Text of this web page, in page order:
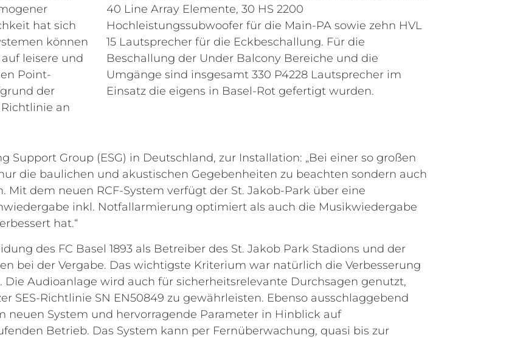
hat sich
können
leisere und
Point-
der
an
40 Line Array Elemente, 30 HS 2200
Hochleistungssubwoofer für die Main-PA sowie zehn HVL
15 Lautsprecher für die Eckbeschallung. Für die
Beschallung der Under Balcony Bereiche und die
Umgänge sind insgesamt 330 P4228 Lautsprecher im
Einsatz die eigens in Basel-Rot gefertigt wurden.
Support Group (ESG) in Deutschland, zur Installation: „Bei einer so großen
die baulichen und akustischen Gegebenheiten zu beachten sondern auch
dem neuen RCF-System verfügt der St. Jakob-Park über eine
inkl. Notfallarmierung optimiert als auch die Musikwiedergabe
hat.“
des FC Basel 1893 als Betreiber des St. Jakob Park Stadions und der
bei der Vergabe. Das wichtigste Kriterium war natürlich die Verbesserung
Die Audioanlage wird auch für sicherheitsrelevante Durchsagen genutzt,
SES-Richtlinie SN EN50849 zu gewährleisten. Ebenso ausschlaggebend
neuen System und hervorragende Parameter in Hinblick auf
Betrieb. Das System kann per Fernüberwachung, quasi bis zur